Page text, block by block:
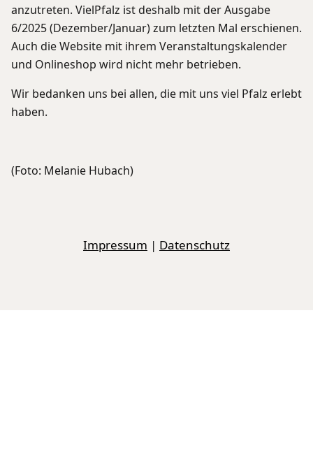
anzutreten. VielPfalz ist deshalb mit der Ausgabe
6/2025 (Dezember/Januar) zum letzten Mal erschienen.
Auch die Website mit ihrem Veranstaltungskalender
und Onlineshop wird nicht mehr betrieben.
Wir bedanken uns bei allen, die mit uns viel Pfalz erlebt
haben.
(Foto: Melanie Hubach)
Impressum | Datenschutz